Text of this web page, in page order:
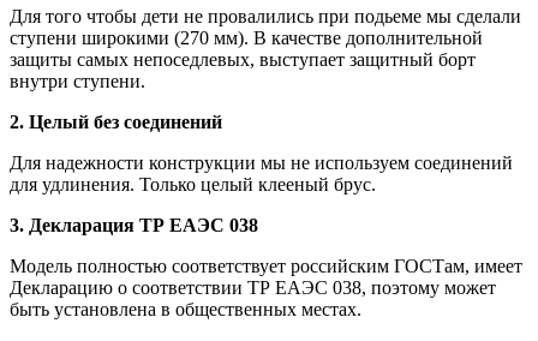
Для того чтобы дети не провалились при подьеме мы сделали
ступени широкими (270 мм). В качестве дополнительной
защиты самых непоседлевых, выступает защитный борт
внутри ступени.
2. Целый без соединений
Для надежности конструкции мы не используем соединений
для удлинения. Только целый клееный брус.
3. Декларация ТР ЕАЭС 038
Модель полностью соответствует российским ГОСТам, имеет
Декларацию о соответствии ТР ЕАЭС 038, поэтому может
быть установлена в общественных местах.